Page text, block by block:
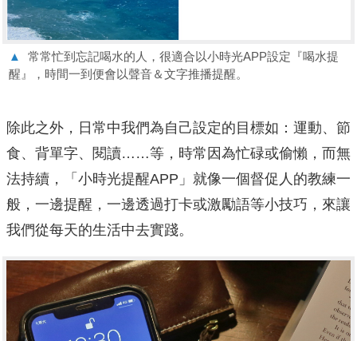
▲
常常忙到忘記喝水的人，很適合以小時光APP設定『喝水提
醒』，時間一到便會以聲音＆文字推播提醒。
除此之外，日常中我們為自己設定的目標如：運動、節
食、背單字、閱讀……等，時常因為忙碌或偷懶，而無
法持續，「小時光提醒APP」就像一個督促人的教練一
般，一邊提醒，一邊透過打卡或激勵語等小技巧，來讓
我們從每天的生活中去實踐。